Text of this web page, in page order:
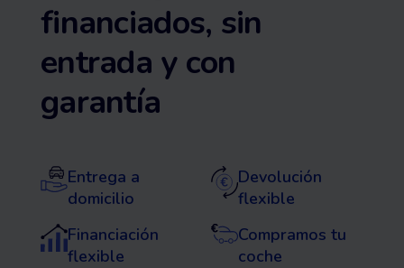
financiados, sin
entrada y con
garantía
Entrega a
domicilio
Devolución
flexible
Financiación
flexible
Compramos tu
coche